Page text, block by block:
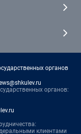
органов
органов:
клиентами